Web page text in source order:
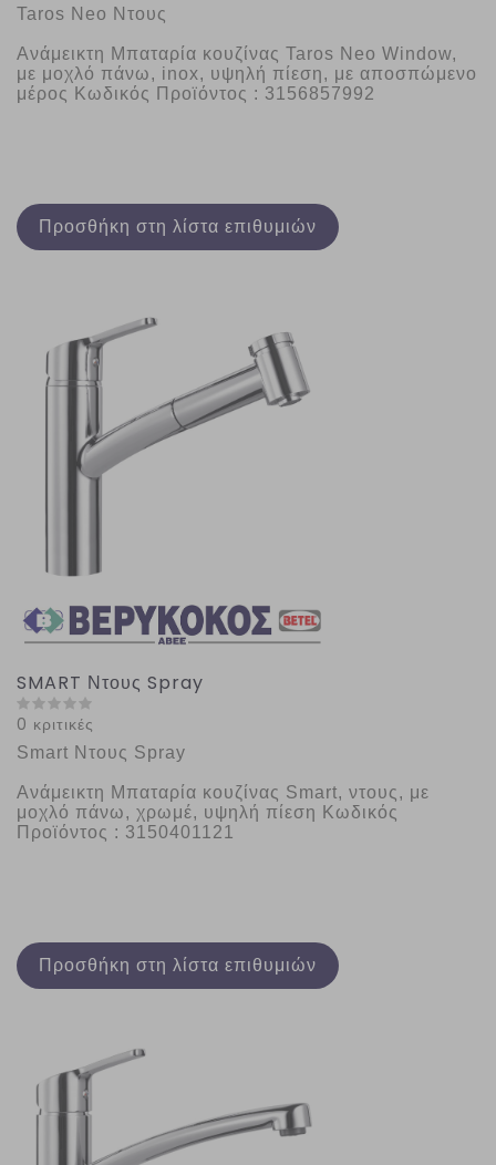
Taros Neo Ντους
Ανάμεικτη Μπαταρία κουζίνας Taros Neo Window,
με μοχλό πάνω, inox, υψηλή πίεση, με αποσπώμενο
μέρος Κωδικός Προϊόντος : 3156857992
Προσθήκη στη λίστα επιθυμιών
SMART Ντους Spray
0 κριτικές
Smart Ντους Spray
Ανάμεικτη Μπαταρία κουζίνας Smart, ντους, με
μοχλό πάνω, χρωμέ, υψηλή πίεση Κωδικός
Προϊόντος : 3150401121
Προσθήκη στη λίστα επιθυμιών